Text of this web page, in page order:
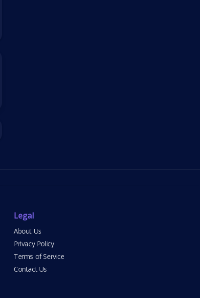
Legal
About Us
Privacy Policy
Terms of Service
Contact Us